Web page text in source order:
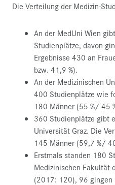
Die Verteilung der Medizin-
An der MedUni Wien
Studienplätze, davon
Ergebnisse 430 an
bzw. 41,9 %).
An der Medizinischen
400 Studienplätze wie
180 Männer (55 %/ 45
360 Studienplätze gibt
Universität Graz. Die
145 Männer (59,7 %/
Erstmals standen 180
Medizinischen Fakultät
(2017: 120), 96 gingen